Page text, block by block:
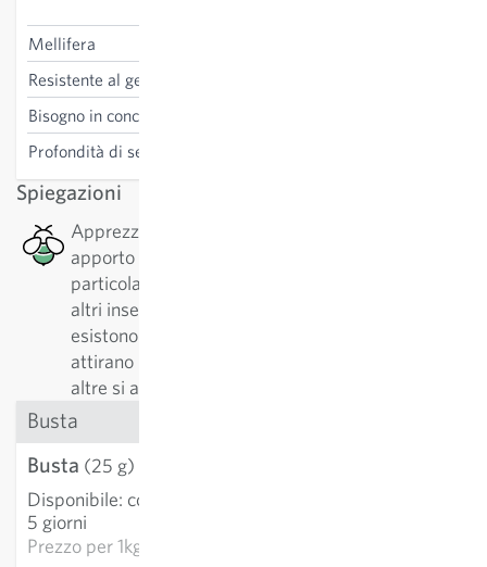
Mellifera
Resistente al gelo
Bisogno in concime
Profondità di semina
Spiegazioni
Apprezzato dalle api: Questa pianta ha un buon
apporto di nettare o e polline, il che è
particolarmente positivo per api, api selvatiche o
altri insetti impollinatori. Solo di api selvatiche
esistono oltre 500 specie diverse. Alcune piante
attirano prevalentemente gli specialisti, mente ad
altre si avvicinano di più i generalisti.
Busta
Busta (25 g)
Disponibile: consegna 3-
5 giorni
Prezzo per1kg: 128,40 €